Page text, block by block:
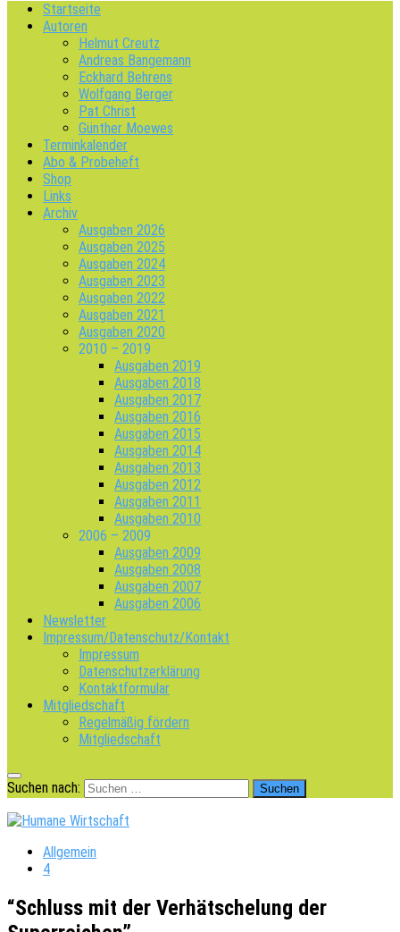
Startseite
Autoren
Helmut Creutz
Andreas Bangemann
Eckhard Behrens
Wolfgang Berger
Pat Christ
Günther Moewes
Terminkalender
Abo & Probeheft
Shop
Links
Archiv
Ausgaben 2026
Ausgaben 2025
Ausgaben 2024
Ausgaben 2023
Ausgaben 2022
Ausgaben 2021
Ausgaben 2020
2010 – 2019
Ausgaben 2019
Ausgaben 2018
Ausgaben 2017
Ausgaben 2016
Ausgaben 2015
Ausgaben 2014
Ausgaben 2013
Ausgaben 2012
Ausgaben 2011
Ausgaben 2010
2006 – 2009
Ausgaben 2009
Ausgaben 2008
Ausgaben 2007
Ausgaben 2006
Newsletter
Impressum/Datenschutz/Kontakt
Impressum
Datenschutzerklärung
Kontaktformular
Mitgliedschaft
Regelmäßig fördern
Mitgliedschaft
Suchen nach:
Allgemein
4
“Schluss mit der Verhätschelung der